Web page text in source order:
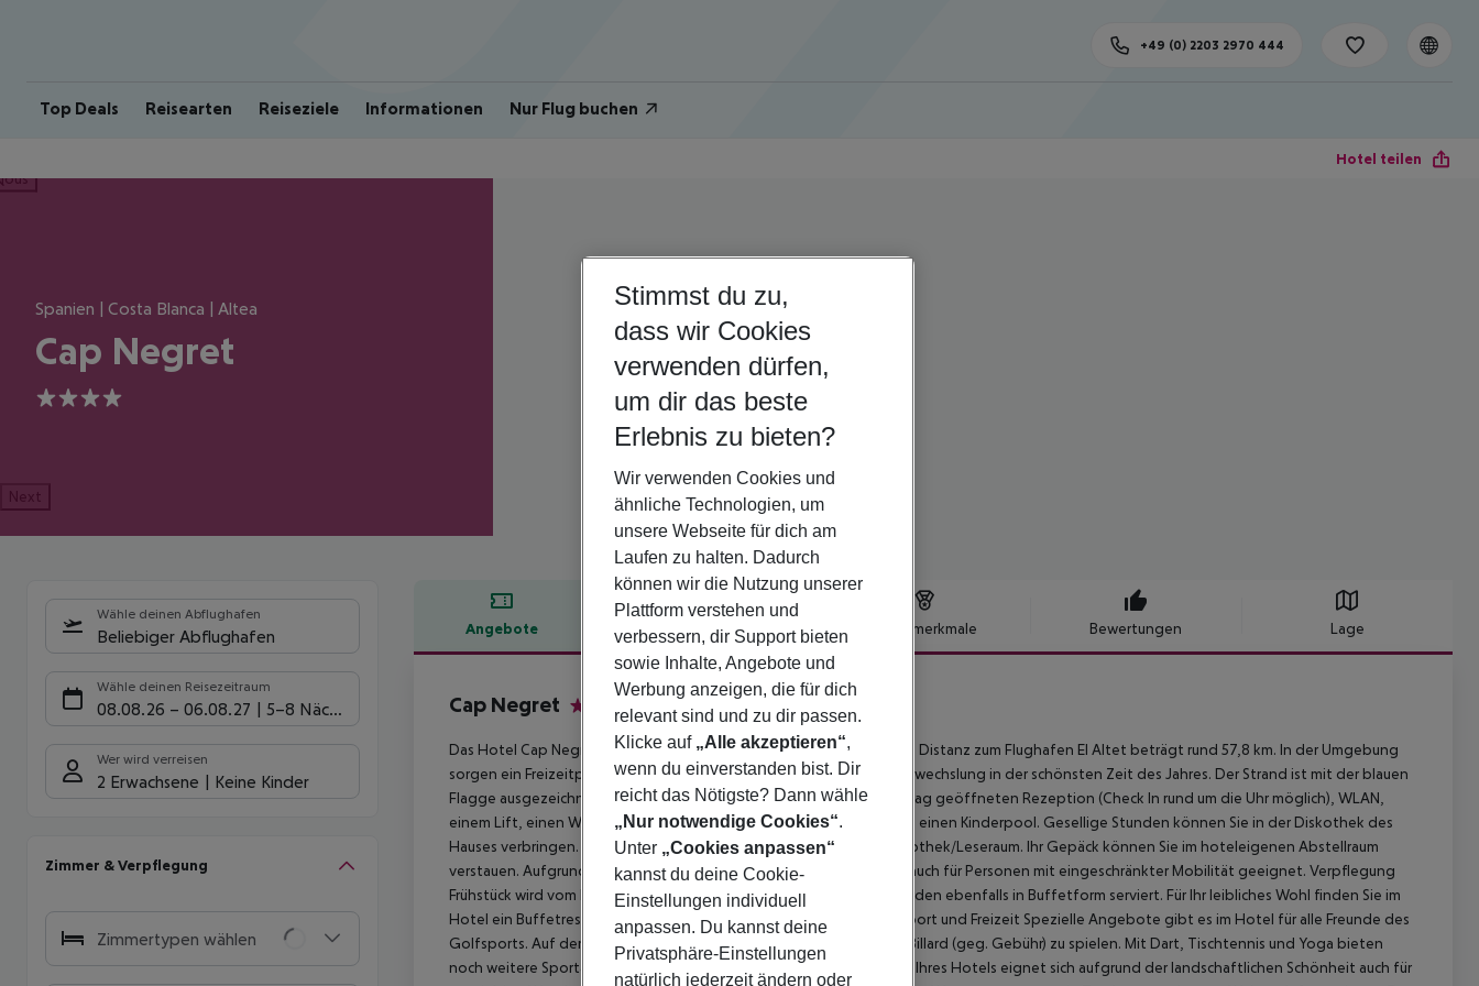
Top Deals Reisearten Reiseziele Informationen Nur Flug buchen
+49 (0) 2203 2970 444
Hotel teilen
Spanien | Costa Blanca | Altea
Cap Negret
4
Next
Wähle deinen Abflughafen
Beliebiger Abflughafen
Wähle deinen Reisezeitraum
08.08.26 – 06.08.27 5-8 Nächte
Wer wird verreisen
2 Erwachsene Keine Kinder
Zimmer & Verpflegung
Zimmertypen wählen
Angebote Hotelbeschreibung Hotelmerkmale Bewertungen Lage
Hotelbeschreibung
Cap Negret
Das Hotel Cap Negret liegt in der Umgebung eines Kiesstrandes. Die Distanz zum Flughafen El Altet beträgt rund 57,8 km. In der Umgebung
sorgen ein Freizeitpark (ca. 11,7 km) und ein Aquapark (ca. 9 km) für Abwechslung in der schönsten Zeit des Jahres. Der Strand ist mit der blauen
Flagge ausgezeichnet. Das Hotel ist ausgestattet mit einer 24h am Tag geöffneten Rezeption (Check In rund um die Uhr möglich), WLAN,
einem Lift, einen Whirlpool sowie einer TV-Lounge. Im Freien gibt es einen Kinderpool. Gesellige Stunden können Sie in der Diskothek des
Hauses verbringen. Zu Ihrer Unterhaltung bietet das Hotel eine Bibliothek/Leseraum. Ihr Gepäck können Sie im hoteleigenen Abstellraum
verstauen. Aufgrund seiner barrierefreien Ausstattung ist das Hotel auch für Personen mit eingeschränkter Mobilität geeignet. Verpflegung
Frühstück wird vom Buffet angeboten. Mittag- und Abendessen werden ebenfalls in Buffetform serviert. Für Ihr leibliches Wohl finden Sie im
Hotel ein Buffetrestaurant und eine Cafeteria sowie eine Poolbar. Sport und Freizeit Spezielle Angebote gibt es im Hotel für alle Freunde des
Golfsports. Auf dem Hotelgelände gibt es zudem die Möglichkeit, Billard (geg. Gebühr) zu spielen. Mit Dart, Tischtennis und Yoga bieten
noch weitere Sportarten viel Abwechslung im Urlaub. Die Umgebung Ihres Hotels eignet sich aufgrund der landschaftlichen Schönheit auch für
Stimmst du zu,
dass wir Cookies
verwenden dürfen,
um dir das beste
Erlebnis zu bieten?
Wir verwenden Cookies und
ähnliche Technologien, um
unsere Webseite für dich am
Laufen zu halten. Dadurch
können wir die Nutzung unserer
Plattform verstehen und
verbessern, dir Support bieten
sowie Inhalte, Angebote und
Werbung anzeigen, die für dich
relevant sind und zu dir passen.
Klicke auf „Alle akzeptieren“,
wenn du einverstanden bist. Dir
reicht das Nötigste? Dann wähle
„Nur notwendige Cookies“.
Unter „Cookies anpassen“
kannst du deine Cookie-
Einstellungen individuell
anpassen. Du kannst deine
Privatsphäre-Einstellungen
natürlich jederzeit ändern oder